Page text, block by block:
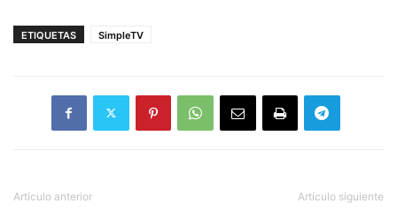
ETIQUETAS SimpleTV
Artículo anterior Artículo siguiente